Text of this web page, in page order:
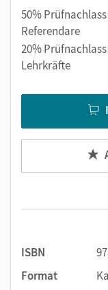
50%
Referendare
20%
Lehrkräfte
ISBN
Format